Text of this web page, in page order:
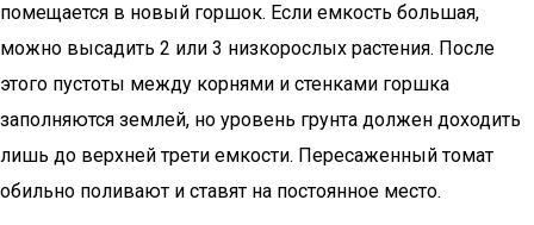
помещается в новый горшок. Если емкость большая,
можно высадить 2 или 3 низкорослых растения. После
этого пустоты между корнями и стенками горшка
заполняются землей, но уровень грунта должен доходить
лишь до верхней трети емкости. Пересаженный томат
обильно поливают и ставят на постоянное место.